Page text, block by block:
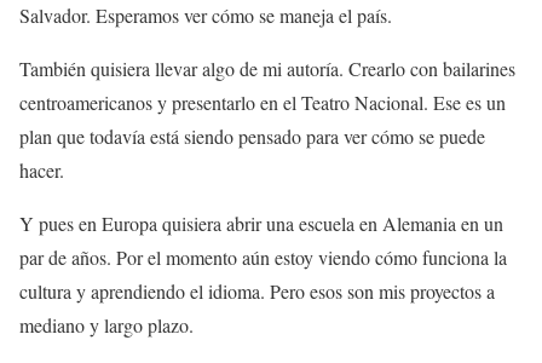
Salvador. Esperamos ver cómo se maneja el país.
También quisiera llevar algo de mi autoría. Crearlo con bailarines
centroamericanos y presentarlo en el Teatro Nacional. Ese es un
plan que todavía está siendo pensado para ver cómo se puede
hacer.
Y pues en Europa quisiera abrir una escuela en Alemania en un
par de años. Por el momento aún estoy viendo cómo funciona la
cultura y aprendiendo el idioma. Pero esos son mis proyectos a
mediano y largo plazo.